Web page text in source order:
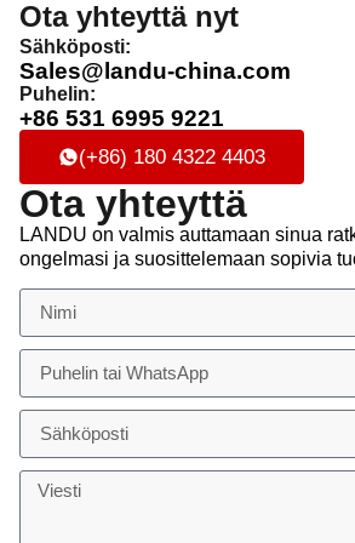
Ota yhteyttä nyt
Sähköposti:
Sales@landu-china.com
Puhelin:
+86 531 6995 9221
(+86) 180 4322 4403
Ota yhteyttä
LANDU on valmis auttamaan sinua
ongelmasi ja suosittelemaan sopivia